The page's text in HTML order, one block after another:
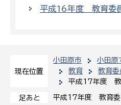
現在位置
小田原市 小田原
教育
教育委
平成17年度 教
足あと 平成17年度 教育委
平成16年度 教育委